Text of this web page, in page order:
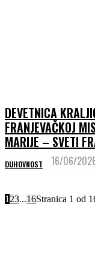
DEVETNICA
FRANJEVAČKOJ
MARIJE – SVETI
DUHOVNOST 16/06/
1 23...16Stranica 1 od